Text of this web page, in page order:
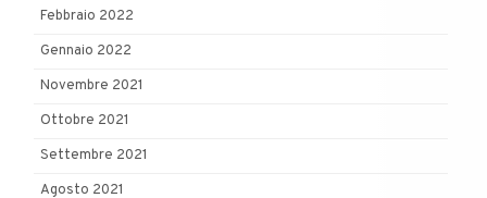
Febbraio 2022
Gennaio 2022
Novembre 2021
Ottobre 2021
Settembre 2021
Agosto 2021